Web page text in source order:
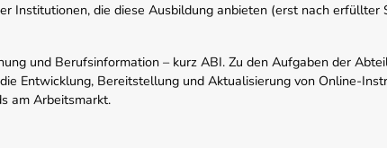
Institutionen, die diese Ausbildung anbieten (erst nach erfüllter
und Berufsinformation – kurz ABI. Zu den Aufgaben der
Entwicklung, Bereitstellung und Aktualisierung von Online-
am Arbeitsmarkt.